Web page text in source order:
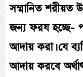
সম্মানিত শরীয়ত
জন্য ফরয হচ্ছে-
আদায় করা। যে
আদায় করবে